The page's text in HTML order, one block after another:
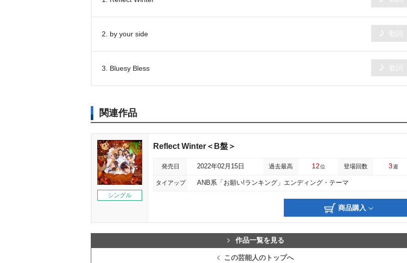
2. by your side
3. Bluesy Bless
関連作品
シングル
Reflect Winter＜B盤＞
発売日 2022年02月15日 過去最高 12位 登場回数 3週
タイアップ ANB系「お願い!ランキング」エンディング・テーマ
商品購入
作品一覧を見る
この芸能人のトップへ